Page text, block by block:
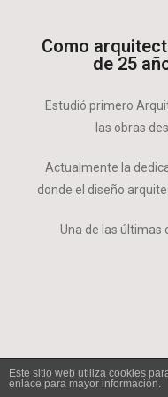
Como
de 25
Estudió primero
las obras
Actualmente la
donde el diseño
Una de las últimas
Este sitio web utiliza cookies
enlace para mayor información.